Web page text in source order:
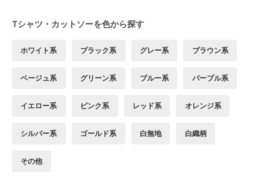
Tシャツ・カットソーを色から探す
ホワイト系 ブラック系 グレー系 ブラウン系
ベージュ系 グリーン系 ブルー系 パープル系
イエロー系 ピンク系 レッド系 オレンジ系
シルバー系 ゴールド系 白無地 白織柄
その他